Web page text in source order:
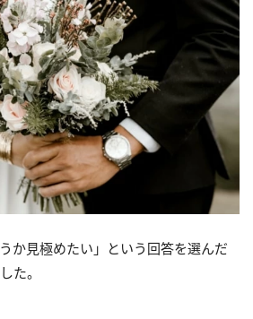
か見極めたい」という回答を選んだ
た。